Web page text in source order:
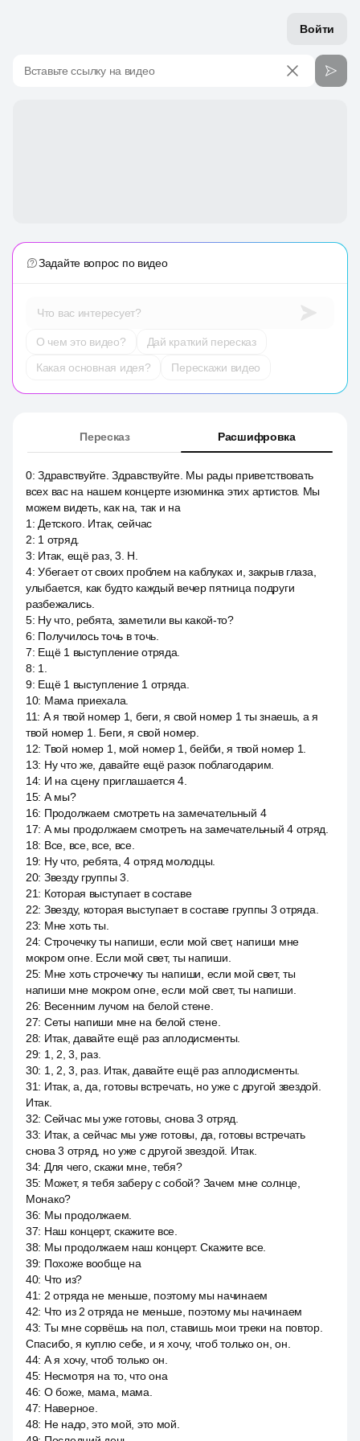
Войти
Вставьте ссылку на видео
Задайте вопрос по видео
Что вас интересует?
О чем это видео?
Дай краткий пересказ
Какая основная идея?
Перескажи видео
Пересказ Расшифровка
0:Здравствуйте. Здравствуйте. Мы рады приветствовать
всех вас на нашем концерте изюминка этих артистов. Мы
можем видеть, как на, так и на
1 : Детского. Итак, сейчас
2: 1 отряд.
3: Итак, ещё раз, 3. Н.
4:Убегает от своих проблем на каблуках и, закрыв глаза,
улыбается, как будто каждый вечер пятница подруги
разбежались.
5: Ну что, ребята, заметили вы какой-то?
6: Получилось точь в точь.
7: Ещё 1 выступление отряда.
8: 1.
9: Ещё 1 выступление 1 отряда.
10: Мама приехала.
11: А я твой номер 1, беги, я свой номер 1 ты знаешь, а я
твой номер 1. Беги, я свой номер.
12: Твой номер 1, мой номер 1, бейби, я твой номер 1.
13: Ну что же, давайте ещё разок поблагодарим.
14: И на сцену приглашается 4.
15: А мы?
16: Продолжаем смотреть на замечательный 4
17: А мы продолжаем смотреть на замечательный 4 отряд.
18: Все, все, все, все.
19: Ну что, ребята, 4 отряд молодцы.
20: Звезду группы 3.
21: Которая выступает в составе
22: Звезду, которая выступает в составе группы 3 отряда.
23: Мне хоть ты.
24: Строчечку ты напиши, если мой свет, напиши мне
мокром огне. Если мой свет, ты напиши.
25: Мне хоть строчечку ты напиши, если мой свет, ты
напиши мне мокром огне, если мой свет, ты напиши.
26: Весенним лучом на белой стене.
27: Сеты напиши мне на белой стене.
28: Итак, давайте ещё раз аплодисменты.
29: 1, 2, 3, раз.
30: 1, 2, 3, раз. Итак, давайте ещё раз аплодисменты.
31: Итак, а, да, готовы встречать, но уже с другой звездой.
Итак.
32: Сейчас мы уже готовы, снова 3 отряд.
33: Итак, а сейчас мы уже готовы, да, готовы встречать
снова 3 отряд, но уже с другой звездой. Итак.
34: Для чего, скажи мне, тебя?
35: Может, я тебя заберу с собой? Зачем мне солнце,
Монако?
36: Мы продолжаем.
37: Наш концерт, скажите все.
38: Мы продолжаем наш концерт. Скажите все.
39: Похоже вообще на
40: Что из?
41: 2 отряда не меньше, поэтому мы начинаем
42: Что из 2 отряда не меньше, поэтому мы начинаем
43: Ты мне сорвёшь на пол, ставишь мои треки на повтор.
Спасибо, я куплю себе, и я хочу, чтоб только он, он.
44: А я хочу, чтоб только он.
45: Несмотря на то, что она
46: О боже, мама, мама.
47: Наверное.
48: Не надо, это мой, это мой.